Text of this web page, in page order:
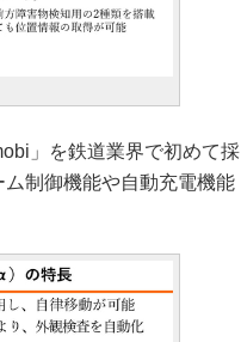
」を鉄道業界で初めて採
制御機能や自動充電機能